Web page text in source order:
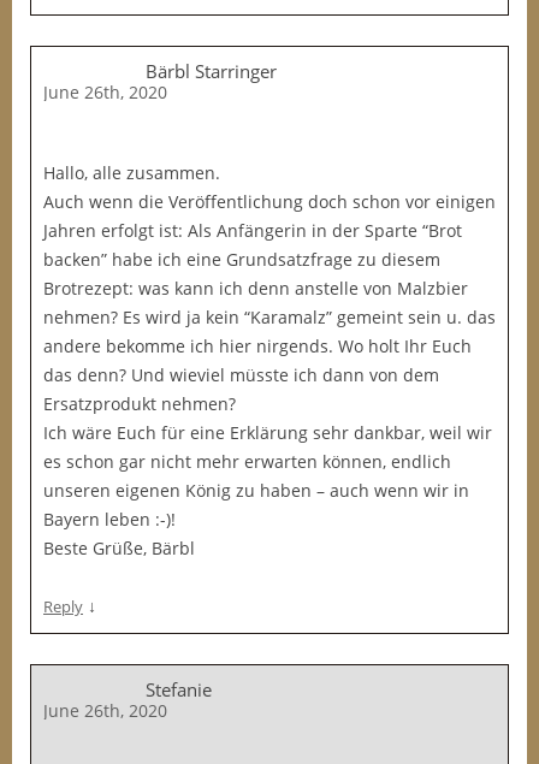
Bärbl Starringer
June 26th, 2020
Hallo, alle zusammen.
Auch wenn die Veröffentlichung doch schon vor einigen
Jahren erfolgt ist: Als Anfängerin in der Sparte “Brot
backen” habe ich eine Grundsatzfrage zu diesem
Brotrezept: was kann ich denn anstelle von Malzbier
nehmen? Es wird ja kein “Karamalz” gemeint sein u. das
andere bekomme ich hier nirgends. Wo holt Ihr Euch
das denn? Und wieviel müsste ich dann von dem
Ersatzprodukt nehmen?
Ich wäre Euch für eine Erklärung sehr dankbar, weil wir
es schon gar nicht mehr erwarten können, endlich
unseren eigenen König zu haben – auch wenn wir in
Bayern leben :-)!
Beste Grüße, Bärbl
Reply ↓
Stefanie
June 26th, 2020